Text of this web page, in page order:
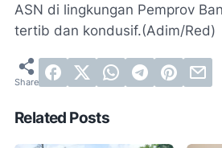
ASN di lingkungan Pemprov
tertib dan kondusif.(Adim/Red)
Related Posts